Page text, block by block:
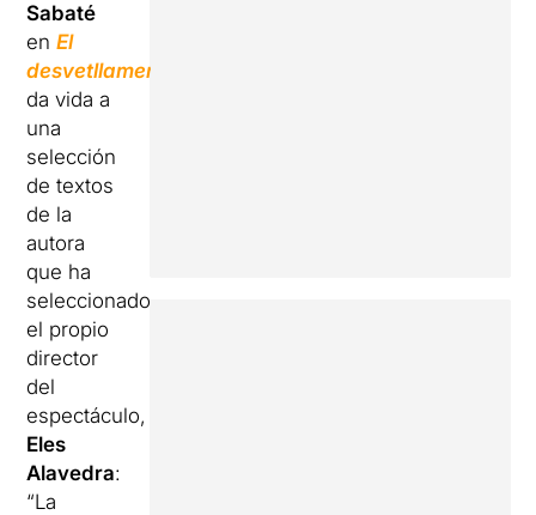
Sabaté
enEl
desvetllament
da vida a
una
selección
de textos
de la
autora
que ha
seleccionado
el propio
director
del
espectáculo,
Eles
Alavedra:
“La